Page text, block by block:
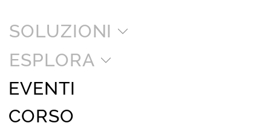
SOLUZIONI
ESPLORA
EVENTI
CORSO